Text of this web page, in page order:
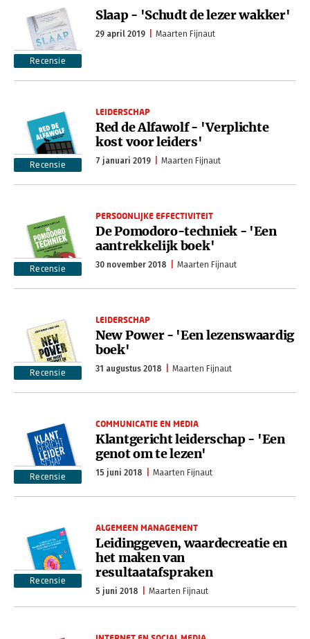
Recensie
Slaap - 'Schudt de lezer wakker'
29 april 2019 Maarten Fijnaut
Recensie
LEIDERSCHAP
Red de Alfawolf - 'Verplichte
kost voor leiders'
7 januari 2019 Maarten Fijnaut
Recensie
PERSOONLIJKE EFFECTIVITEIT
De Pomodoro-techniek - 'Een
aantrekkelijk boek'
30 november 2018 Maarten Fijnaut
Recensie
LEIDERSCHAP
New Power - 'Een lezenswaardig
boek'
31 augustus 2018 Maarten Fijnaut
Recensie
COMMUNICATIE EN MEDIA
Klantgericht leiderschap - 'Een
genot om te lezen'
15 juni 2018 Maarten Fijnaut
Recensie
ALGEMEEN MANAGEMENT
Leidinggeven, waardecreatie en
het maken van
resultaatafspraken
5 juni 2018 Maarten Fijnaut